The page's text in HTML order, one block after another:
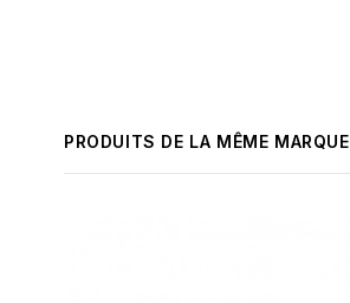
PRODUITS DE LA MÊME MARQUE